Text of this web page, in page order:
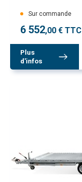
Sur commande
6 552,00 € TTC
Plus
d'infos